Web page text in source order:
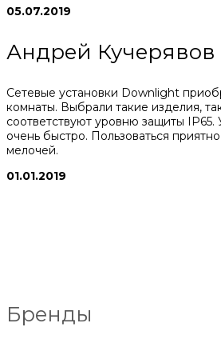
05.07.2019
Андрей Кучерявов
Сетевые установки Downlight
комнаты. Выбрали такие изделия,
соответствуют уровню защиты IP65.
очень быстро. Пользоваться
мелочей.
01.01.2019
Бренды